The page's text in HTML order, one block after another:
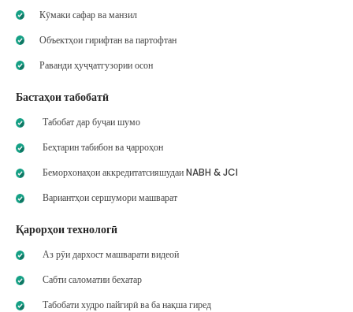
Кӯмаки сафар ва манзил
Объектҳои гирифтан ва партофтан
Раванди ҳуҷҷатгузории осон
Бастаҳои табобатӣ
Табобат дар буҷаи шумо
Беҳтарин табибон ва ҷарроҳон
Беморхонаҳои аккредитатсияшудаи NABH & JCI
Вариантҳои сершумори машварат
Қарорҳои технологӣ
Аз рӯи дархост машварати видеоӣ
Сабти саломатии бехатар
Табобати худро пайгирӣ ва ба нақша гиред